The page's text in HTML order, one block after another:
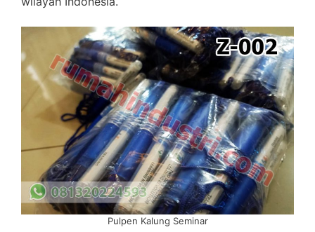
Pulpen Kalung Seminar